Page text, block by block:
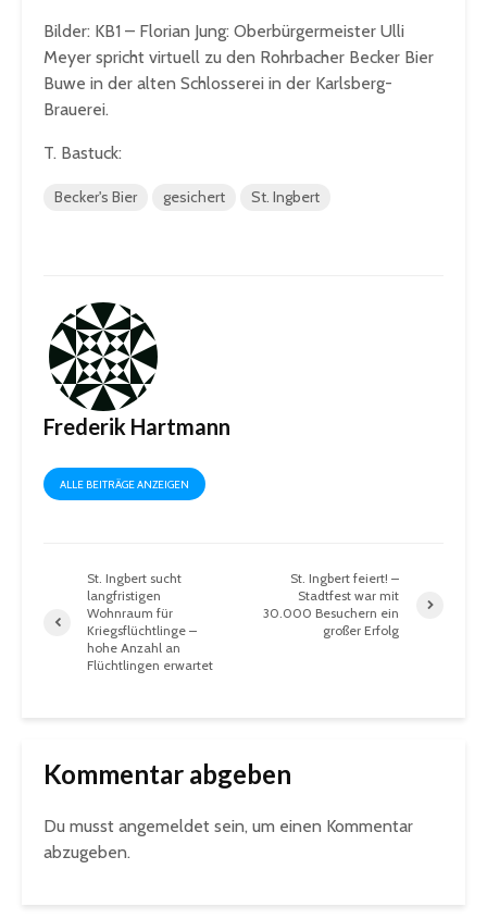
Bilder: KB1 – Florian Jung: Oberbürgermeister Ulli
Meyer spricht virtuell zu den Rohrbacher Becker Bier
Buwe in der alten Schlosserei in der Karlsberg-
Brauerei.
T. Bastuck:
Becker's Bier gesichert St. Ingbert
Frederik Hartmann
ALLE BEITRÄGE ANZEIGEN
St. Ingbert sucht
langfristigen
Wohnraum für
Kriegsflüchtlinge –
hohe Anzahl an
Flüchtlingen erwartet
St. Ingbert feiert! –
Stadtfest war mit
30.000 Besuchern ein
großer Erfolg
Kommentar abgeben
Du musst angemeldet sein, um einen Kommentar
abzugeben.